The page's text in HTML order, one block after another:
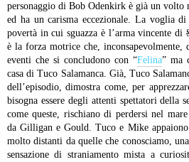
personaggio di Bob Odenkirk è già un volto
ed ha un carisma eccezionale. La voglia
povertà in cui sguazza è l’arma vincente di
è la forza motrice che, inconsapevolmente,
eventi che si concludono con “Felina” ma
casa di Tuco Salamanca. Già, Tuco
dell’episodio, dimostra come, per
bisogna essere degli attenti spettatori della
come queste, rischiano di perdersi nel
da Gilligan e Gould. Tuco e Mike
molto distanti da quelle che conosciamo,
sensazione di straniamento mista a